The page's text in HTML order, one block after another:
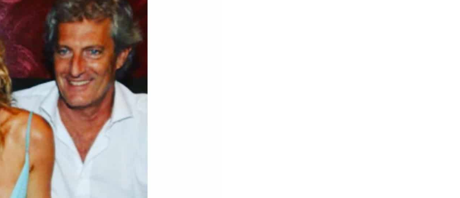
Dolci
Le Ricette in TV
Primi Piatti
Ricette Facili e Veloci
Ricette Feste
Ricette per Bambini